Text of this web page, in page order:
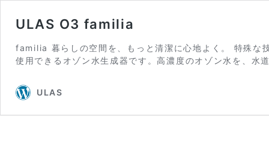
ULAS O3 familia
familia 暮らしの空間を、もっと清潔に心地よく。 特殊
使用できるオゾン水生成器です。高濃度のオゾン水を、
ULAS